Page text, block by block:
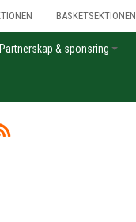
BASKETSEKTIONEN
Partnerskap & sponsring